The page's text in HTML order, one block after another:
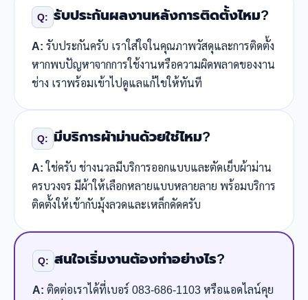
Q: รับประกันผลงานหลังการติดตั้งไหม?
A: รับประกันครับ เราใส่ใจในคุณภาพวัสดุและการติดตั้ง
หากพบปัญหาจากการใช้งานหรือความผิดพลาดของงาน
ช่าง เราพร้อมเข้าไปดูแลแก้ไขให้ทันที
Q: มีบริการผ้าม่านด้วยใช่ไหม?
A:ใช่ครับ ช่างนวลมีบริการออกแบบและตัดเย็บผ้าม่าน
ครบวงจร มีผ้าให้เลือกหลายแบบหลายลาย พร้อมบริการ
ติดตั้งให้เข้ากับมุ้งลวดและเหล็กดัดครับ
Q: สนใจเริ่มงานต้องทำอย่างไร?
A: ติดต่อเราได้ที่เบอร์ 083-686-1103 หรือแอดไลน์คุย